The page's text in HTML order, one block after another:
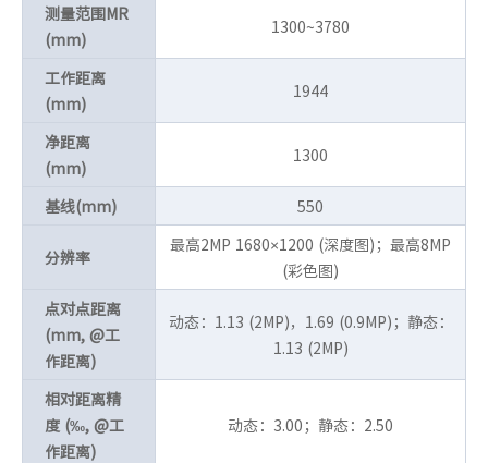
测量范围MR
(mm)
1300~3780
工作距离
(mm)
1944
净距离
(mm)
1300
基线(mm) 550
分辨率
最高2MP 1680×1200 (深度图)；最高8MP
(彩色图)
点对点距离
(mm, @工
作距离)
动态：1.13 (2MP)，1.69 (0.9MP)；静态：
1.13 (2MP)
相对距离精
度 (‰, @工
作距离)
动态：3.00；静态：2.50